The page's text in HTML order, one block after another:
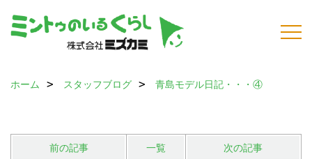
ホーム スタッフブログ 青島モデル日記・・・④
前の記事 一覧 次の記事